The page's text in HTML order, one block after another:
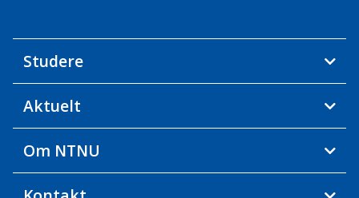
Studere
Aktuelt
Om NTNU